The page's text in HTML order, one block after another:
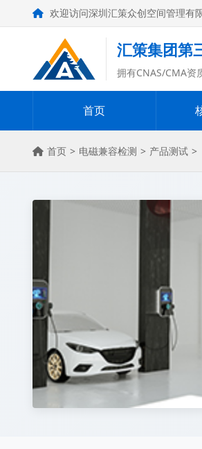
欢迎访问深圳汇策众创空间管理有
汇策集团第
拥有CNAS/CMA资
首页
首页 > 电磁兼容检测 > 产品测试 >